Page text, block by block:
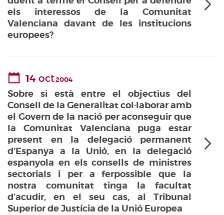
els interessos de la Comunitat
Valenciana davant de les institucions
europees?
14 oct2004
Sobre si està entre el objectius del
Consell de la Generalitat col·laborar amb
el Govern de la nació per aconseguir que
la Comunitat Valenciana puga estar
present en la delegació permanent
d’Espanya a la Unió, en la delegació
espanyola en els consells de ministres
sectorials i per a ferpossible que la
nostra comunitat tinga la facultat
d’acudir, en el seu cas, al Tribunal
Superior de Justícia de la Unió Europea